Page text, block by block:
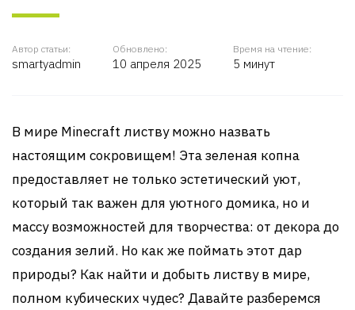
Автор статьи:
smartyadmin
Обновлено:
10 апреля 2025
Время на чтение:
5 минут
В мире Minecraft листву можно назвать
настоящим сокровищем! Эта зеленая копна
предоставляет не только эстетический уют,
который так важен для уютного домика, но и
массу возможностей для творчества: от декора до
создания зелий. Но как же поймать этот дар
природы? Как найти и добыть листву в мире,
полном кубических чудес? Давайте разберемся